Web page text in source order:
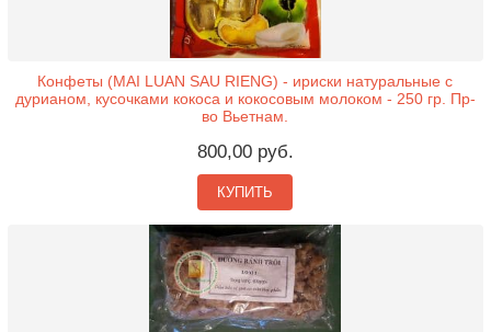
Конфеты (MAI LUAN SAU RIENG) - ириски натуральные с
дурианом, кусочками кокоса и кокосовым молоком - 250 гр. Пр-
во Вьетнам.
800,00 руб.
КУПИТЬ